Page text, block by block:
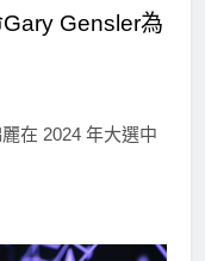
Gensler為
在 2024 年大選中